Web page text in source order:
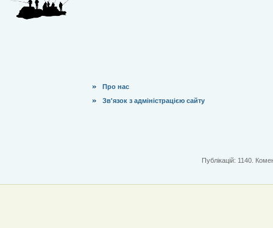
Про нас
Зв'язок з адміністрацією сайту
Публікацій: 1140.